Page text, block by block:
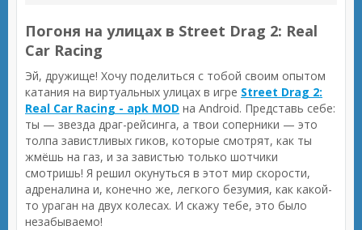
Погоня на улицах в Street Drag 2: Real
Car Racing
Эй, дружище! Хочу поделиться с тобой своим опытом
катания на виртуальных улицах в игре Street Drag 2:
Real Car Racing - apk MOD на Android. Представь себе:
ты — звезда драг-рейсинга, а твои соперники — это
толпа завистливых гиков, которые смотрят, как ты
жмёшь на газ, и за завистью только шотчики
смотришь! Я решил окунуться в этот мир скорости,
адреналина и, конечно же, легкого безумия, как какой-
то ураган на двух колесах. И скажу тебе, это было
незабываемо!